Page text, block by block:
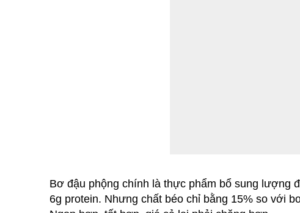
Bơ đậu phộng chính là thực phẩm bổ sung lượng
6g protein. Nhưng chất béo chỉ bằng 15% so với